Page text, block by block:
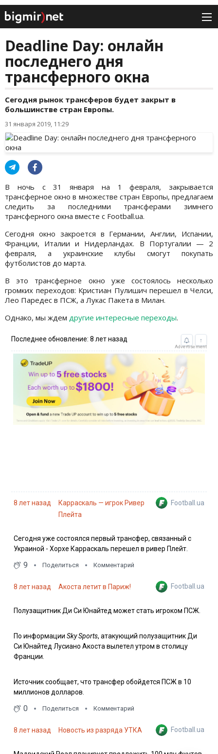
Deadline Day: онлайн
последнего дня
трансферного окна
Сегодня рынок трансферов будет закрыт в
большинстве стран Европы.
31 января 2019, 11:29
В ночь с 31 января на 1 февраля, закрывается
трансферное окно в множестве стран Европы, предлагаем
следить за последними трансферами зимнего
трансферного окна вместе с Football.ua.
Сегодня окно закроется в Германии, Англии, Испании,
Франции, Италии и Нидерландах. В Португалии — 2
февраля, а украинские клубы смогут покупать
футболистов до марта.
В это трансферное окно уже состоялось несколько
громких переходов: Кристиан Пулишич перешел в Челси,
Лео Паредес в ПСЖ, а Лукас Пакета в Милан.
Однако, мы ждем другие интересные переходы.